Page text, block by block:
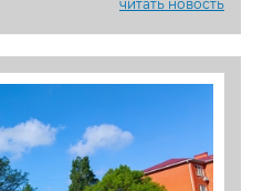
читать новость